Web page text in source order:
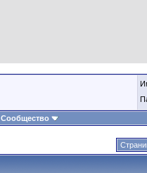
Сообщество